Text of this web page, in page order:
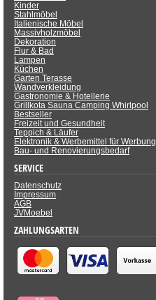
Kinder
Stahlmöbel
Italienische Möbel
Massivholzmöbel
Dekoration
Flur & Bad
Lampen
Küchen
Garten Terasse
Wandverkleidung
Gastronomie & Hotellerie
Grillkota Sauna Camping Whirlpool
Bestseller
Freizeit und Gesundheit
Teppich & Läufer
Elektronik & Werbemittel für Werbung
Bau- und Renovierungsbedarf
SERVICE
Datenschutz
Impressum
AGB
JVMoebel
ZAHLUNGSARTEN